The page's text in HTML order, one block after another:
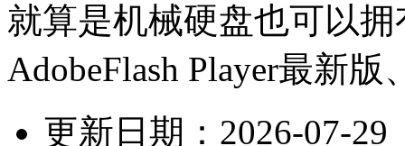
就算是机械硬盘也可以
AdobeFlash Player最新
更新日期：2026-07-29